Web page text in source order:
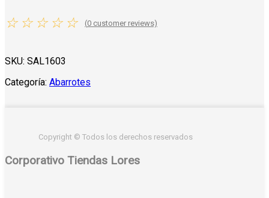
☆ ☆ ☆ ☆ ☆ (0 customer reviews)
SKU: SAL1603
Categoría: Abarrotes
Copyright © Todos los derechos reservados
Corporativo Tiendas Lores